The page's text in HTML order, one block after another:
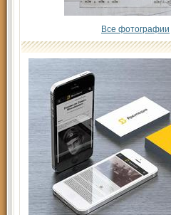
Все фотографии